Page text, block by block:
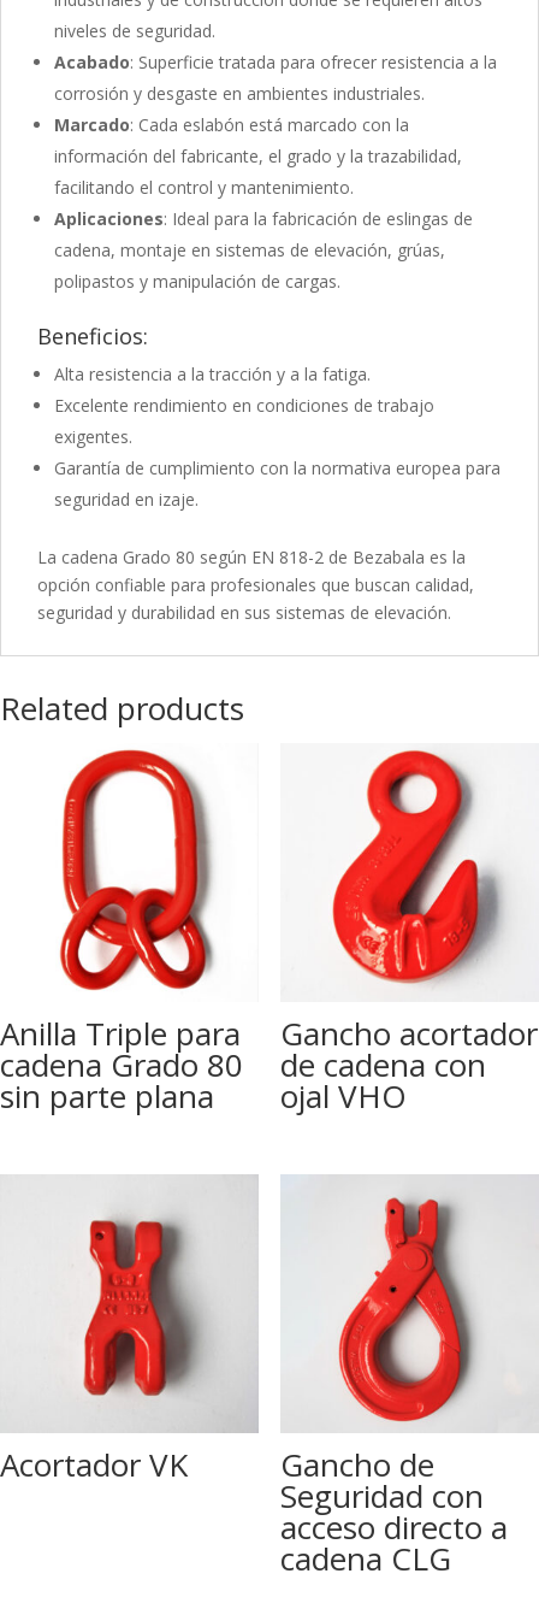
niveles de seguridad.
Acabado: Superficie tratada para ofrecer resistencia a la
corrosión y desgaste en ambientes industriales.
Marcado: Cada eslabón está marcado con la
información del fabricante, el grado y la trazabilidad,
facilitando el control y mantenimiento.
Aplicaciones: Ideal para la fabricación de eslingas de
cadena, montaje en sistemas de elevación, grúas,
polipastos y manipulación de cargas.
Beneficios:
Alta resistencia a la tracción y a la fatiga.
Excelente rendimiento en condiciones de trabajo
exigentes.
Garantía de cumplimiento con la normativa europea para
seguridad en izaje.
La cadena Grado 80 según EN 818-2 de Bezabala es la
opción confiable para profesionales que buscan calidad,
seguridad y durabilidad en sus sistemas de elevación.
Related products
Anilla Triple para
cadena Grado 80
sin parte plana
Gancho acortador
de cadena con
ojal VHO
Acortador VK Gancho de
Seguridad con
acceso directo a
cadena CLG